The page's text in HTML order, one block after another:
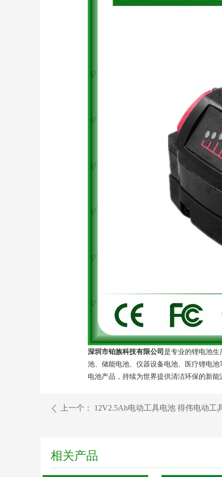
ꄴ 上一个： 12V2.5Ah电动工具电池 得伟电动工
深圳市铂族科技有限公司 是专业的锂电池生
池、储能电池、仪器设备电池、医疗锂电
电池产品，持续为世界提供清洁环保的新能
相关产品